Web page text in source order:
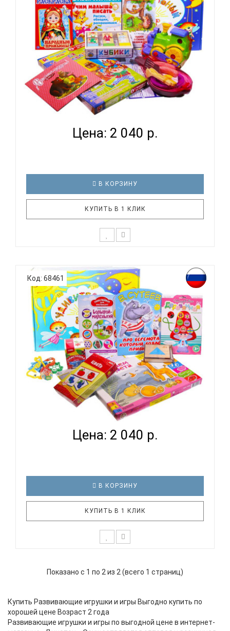
РАЗВИВАЮЩИЙ НАБОР ДЛЯ ДЕТЕЙ НА ВОЗРАСТ 2
ГОДА 6 МЕ...
Цена: 2 040 р.
В КОРЗИНУ
КУПИТЬ В 1 КЛИК
составе набора Состав набора:- конструктор
"Паровозик"- деревянные кубики на палочке
"Профессии"- кухонный набор- раскраска
"Народные промыслы"- книжка-занятия О. Жуковой
"Учим малыша писать"- обучающая игра..
Код: 68461
РАЗВИВАЮЩИЙ НАБОР ДЛЯ ДЕТЕЙ НА ВОЗРАСТ 2
ГОДА 3 МЕ...
Цена: 2 040 р.
В КОРЗИНУ
КУПИТЬ В 1 КЛИК
составе набора. В набор входит: 1. деревянные
"Большой-маленький", 5. магнитная игра "Изучаем
цвета", 6. тесто для ..
Показано с 1 по 2 из 2 (всего 1 страниц)
Купить Развивающие игрушки и игры Выгодно купить по
хорошей цене Возраст 2 года
Развивающие игрушки и игры по выгодной цене в интернет-